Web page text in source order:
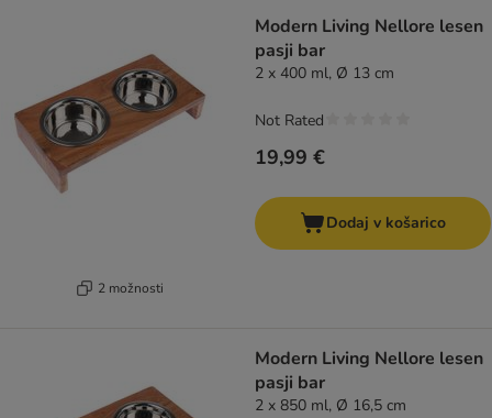
2 možnosti
Modern Living Nellore lesen
pasji bar
2 x 400 ml, Ø 13 cm
19,99 €
Not Rated
Dodaj v košarico
Modern Living Nellore lesen
pasji bar
2 x 850 ml, Ø 16,5 cm